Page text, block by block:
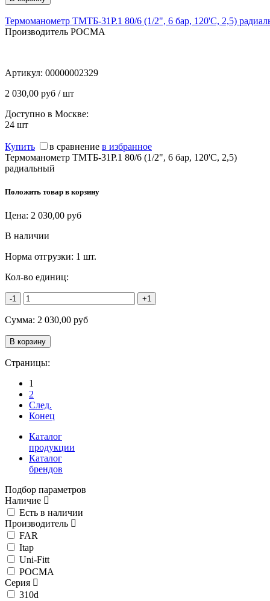
Термоманометр ТМТБ-31Р.1 80/6 (1/2", 6 бар, 120'С, 2,5)
Производитель РОСМА
Артикул: 00000002329
2 030,00 руб / шт
Доступно в Москве:
24 шт
Купить в сравнение в избранное
Термоманометр ТМТБ-31Р.1 80/6 (1/2", 6 бар, 120'С, 2,5)
радиальный
Положить товар в корзину
Цена: 2 030,00 руб
В наличии
Норма отгрузки: 1 шт.
Кол-во единиц:
-1 +1
Сумма: 2 030,00 руб
Страницы:
1
2
След.
Конец
Каталог
продукции
Каталог
брендов
Подбор параметров
Наличие
Есть в наличии
Производитель
FAR
Itap
Uni-Fitt
РОСМА
Серия
310d